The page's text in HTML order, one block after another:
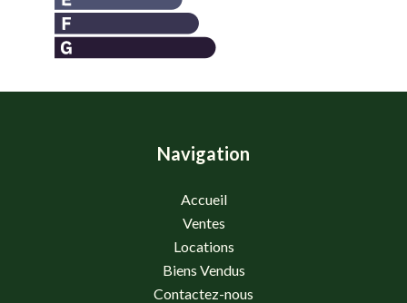
Navigation
Accueil
Ventes
Locations
Biens Vendus
Contactez-nous